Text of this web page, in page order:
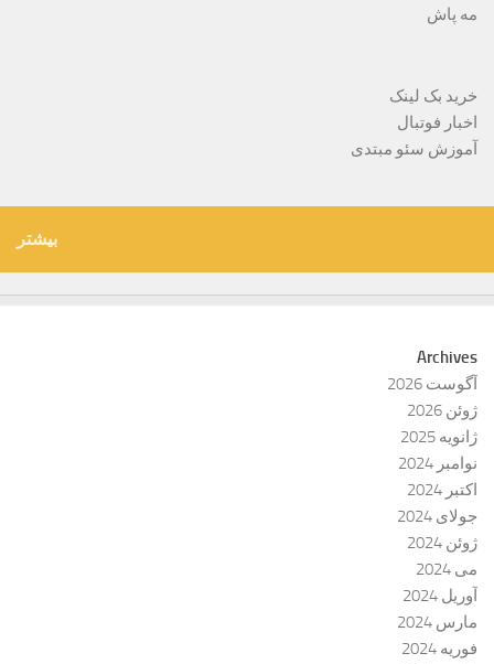
مه پاش
خرید بک لینک
اخبار فوتبال
آموزش سئو مبتدی
بیشتر
Archives
آگوست 2026
ژوئن 2026
ژانویه 2025
نوامبر 2024
اکتبر 2024
جولای 2024
ژوئن 2024
می 2024
آوریل 2024
مارس 2024
فوریه 2024